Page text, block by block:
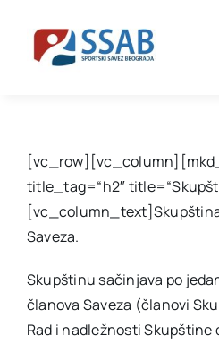
content
O nama
Sport
Kalendar
Članovi
title_tag=“h2″
Saveza.
Skupštinu sačinjava po
članova Saveza (članovi
Rad i nadležnosti Skupštine